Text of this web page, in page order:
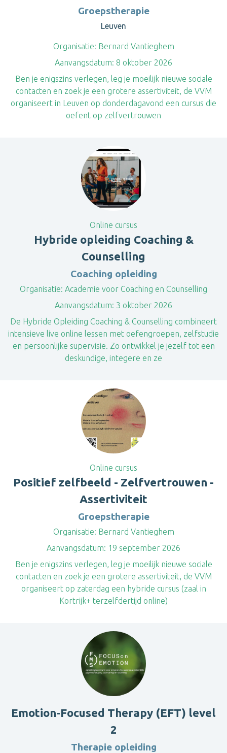
Groepstherapie
Leuven
Organisatie: Bernard Vantieghem
Aanvangsdatum: 8 oktober 2026
Ben je enigszins verlegen, leg je moeilijk nieuwe sociale
contacten en zoek je een grotere assertiviteit, de VVM
organiseert in Leuven op donderdagavond een cursus die
oefent op zelfvertrouwen
Online cursus
Hybride opleiding Coaching &
Counselling
Coaching opleiding
Organisatie: Academie voor Coaching en Counselling
Aanvangsdatum: 3 oktober 2026
​De Hybride Opleiding Coaching & Counselling combineert
intensieve live online lessen met oefengroepen, zelfstudie
en persoonlijke supervisie. Zo ontwikkel je jezelf tot een
deskundige, integere en ze
Online cursus
Positief zelfbeeld - Zelfvertrouwen -
Assertiviteit
Groepstherapie
Organisatie: Bernard Vantieghem
Aanvangsdatum: 19 september 2026
Ben je enigszins verlegen, leg je moeilijk nieuwe sociale
contacten en zoek je een grotere assertiviteit, de VVM
organiseert op zaterdag een hybride cursus (zaal in
Kortrijk+ terzelfdertijd online)
Emotion-Focused Therapy (EFT) level
2
Therapie opleiding